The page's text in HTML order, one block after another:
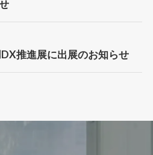
推進展に出展のお知らせ